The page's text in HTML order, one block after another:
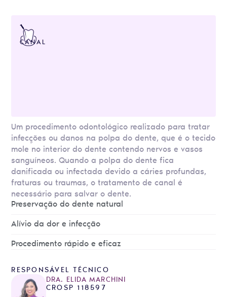
CANAL
Um procedimento odontológico realizado para tratar
infecções ou danos na polpa do dente, que é o tecido
mole no interior do dente contendo nervos e vasos
sanguíneos. Quando a polpa do dente fica
danificada ou infectada devido a cáries profundas,
fraturas ou traumas, o tratamento de canal é
necessário para salvar o dente.
Preservação do dente natural
Alívio da dor e infecção
Procedimento rápido e eficaz
RESPONSÁVEL TÉCNICO
DRA. ELIDA MARCHINI
CROSP 118597